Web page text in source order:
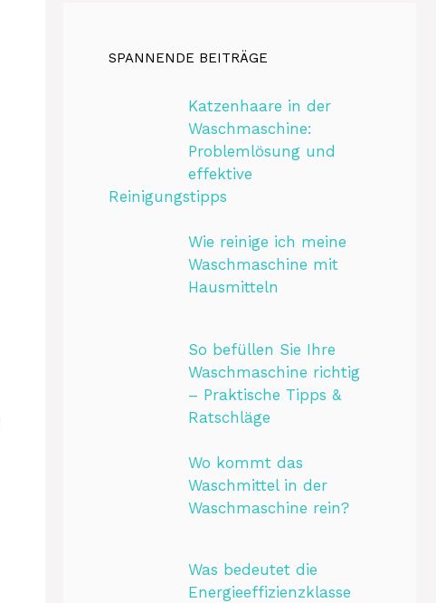
SPANNENDE BEITRÄGE
Katzenhaare in der
Waschmaschine:
Problemlösung und
effektive
Reinigungstipps
Wie reinige ich meine
Waschmaschine mit
Hausmitteln
So befüllen Sie Ihre
Waschmaschine richtig
– Praktische Tipps &
Ratschläge
Wo kommt das
Waschmittel in der
Waschmaschine rein?
Was bedeutet die
Energieeffizienzklasse